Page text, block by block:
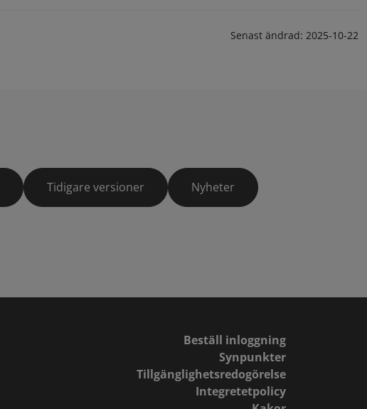
Senast ändrad: 2025-10-22
Tidigare versioner Nyheter
Beställ inloggning
Synpunkter
Tillgänglighetsredogörelse
Integretetpolicy